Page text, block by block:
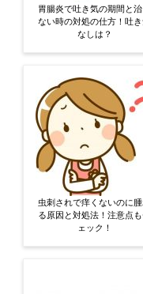
胃腸炎で吐き気の期間と治
ない時の対処の仕方！吐
なしは？
虫刺されで痒くないのに
る原因と対処法！注意点も
ェック！